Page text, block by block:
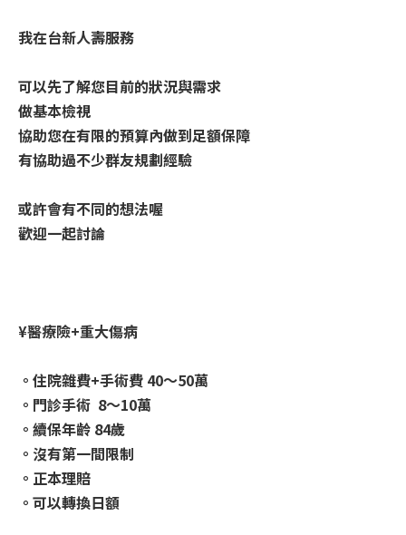
我在台新人壽服務
可以先了解您目前的狀況與需求
做基本檢視
協助您在有限的預算內做到足額保障
有協助過不少群友規劃經驗
或許會有不同的想法喔
歡迎一起討論
¥醫療險+重大傷病
。住院雜費+手術費 40～50萬
。門診手術 8～10萬
。續保年齡 84歲
。沒有第一間限制
。正本理賠
。可以轉換日額